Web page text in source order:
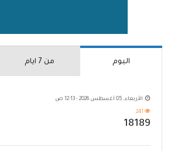
اليوم من 7 ايام
الأربعاء, 05 أغسطس 2026 - 12:13 ص
241
18189